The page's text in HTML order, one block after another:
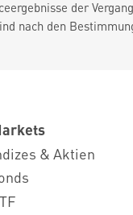
der
nach den
& Aktien